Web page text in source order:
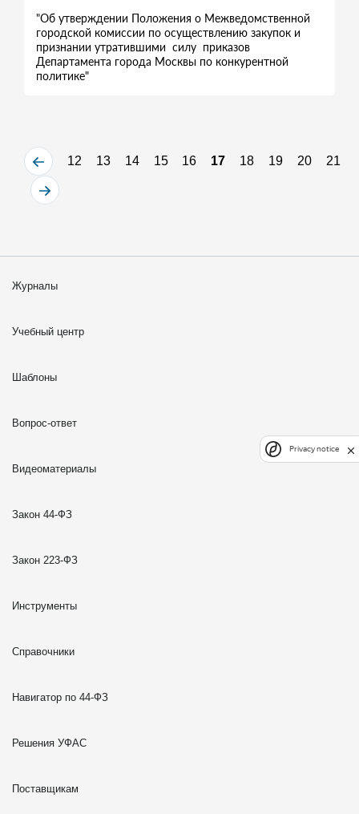
"Об утверждении Положения о Межведомственной
городской комиссии по осуществлению закупок и
признании утратившими силу приказов
Департамента города Москвы по конкурентной
политике"
12 13 14 15 16 17 18 19 20 21
Журналы
Учебный центр
Шаблоны
Вопрос-ответ
Видеоматериалы
Закон 44-ФЗ
Закон 223-ФЗ
Инструменты
Справочники
Навигатор по 44-ФЗ
Решения УФАС
Поставщикам
Privacy notice